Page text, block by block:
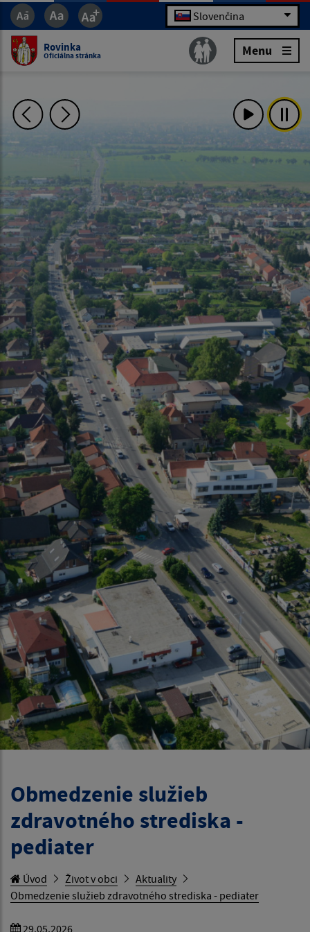
Slovenčina
Rovinka
Oficiálna stránka Menu
Obmedzenie služieb
zdravotného strediska -
pediater
Úvod Život v obci
Aktuality
Obmedzenie služieb zdravotného strediska - pediater
29.05.2026